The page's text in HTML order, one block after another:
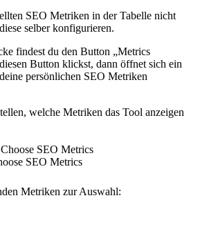
SEO Metriken in der Tabelle nicht
selber konfigurieren.
findest du den Button „Metrics
Button klickst, dann öffnet sich ein
persönlichen SEO Metriken
welche Metriken das Tool anzeigen
SEO Metrics
Metriken zur Auswahl: